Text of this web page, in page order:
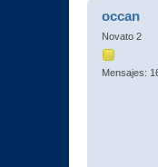
occan
Novato 2
Mensajes: